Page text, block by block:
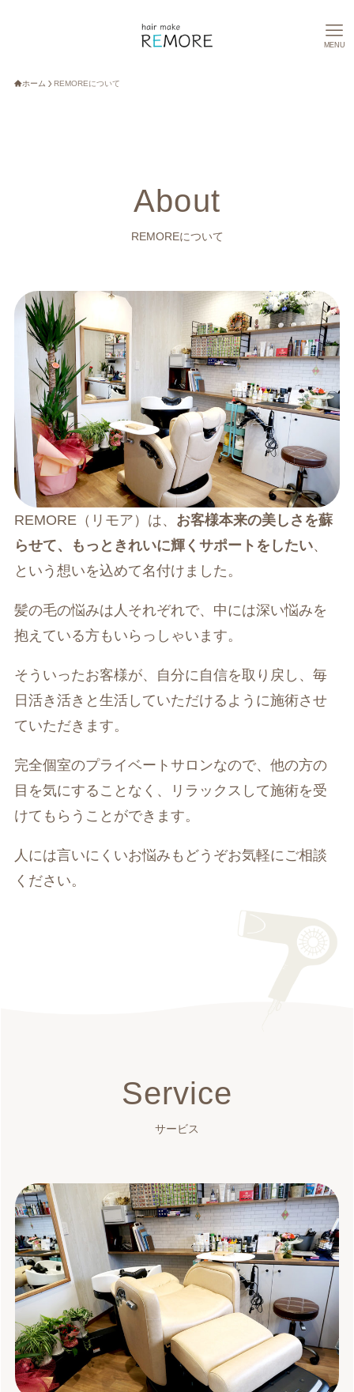
MENU
ホーム REMOREについて
About
REMOREについて
REMORE（リモア）は、 お客様本来の美しさを蘇
らせて、もっときれいに輝くサポートをしたい、
という想いを込めて名付けました。
髪の毛の悩みは人それぞれで、中には深い悩みを
抱えている方もいらっしゃいます。
そういったお客様が、自分に自信を取り戻し、毎
日活き活きと生活していただけるように施術させ
ていただきます。
完全個室のプライベートサロンなので、他の方の
目を気にすることなく、リラックスして施術を受
けてもらうことができます。
人には言いにくいお悩みもどうぞお気軽にご相談
ください。
Service
サービス